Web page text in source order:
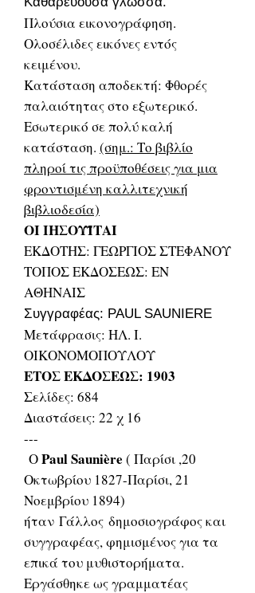
Πλούσια εικονογράφηση.
Ολοσέλιδες εικόνες εντός
κειμένου.
Κατάσταση αποδεκτή: Φθορές
παλαιότητας στο εξωτερικό.
Εσωτερικό σε πολύ καλή
κατάσταση. (σημ.: Το βιβλίο
πληροί τις προϋποθέσεις για μια
φροντισμένη καλλιτεχνική
βιβλιοδεσία)
ΟΙ ΙΗΣΟΥΪΤΑΙ
ΕΚΔΟΤΗΣ: ΓΕΩΡΓΙΟΣ ΣΤΕΦΑΝΟΥ
ΤΟΠΟΣ ΕΚΔΟΣΕΩΣ: ΕΝ
ΑΘΗΝΑΙΣ
Συγγραφέας: PAUL SAUNIERE
Μετάφρασις: ΗΛ. Ι.
ΟΙΚΟΝΟΜΟΠΟΥΛΟΥ
ΕΤΟΣ ΕΚΔΟΣΕΩΣ: 1903
Σελίδες: 684
Διαστάσεις: 22 χ 16
---
ΟPaul Saunière ( Παρίσι ,20
Οκτωβρίου 1827-Παρίσι, 21
Νοεμβρίου 1894)
ήταν Γάλλος δημοσιογράφος και
συγγραφέας, φημισμένος για τα
επικά του μυθιστορήματα.
Εργάσθηκε ως γραμματέας